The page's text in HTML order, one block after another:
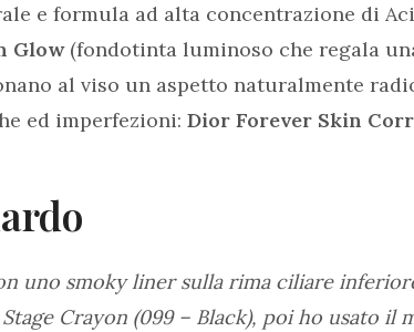
e formula ad alta concentrazione di
Glow(fondotinta luminoso che regala
al viso un aspetto naturalmente
ed imperfezioni: Dior Forever Skin
uno smoky liner sulla rima ciliare
Crayon (099 – Black), poi ho usato il